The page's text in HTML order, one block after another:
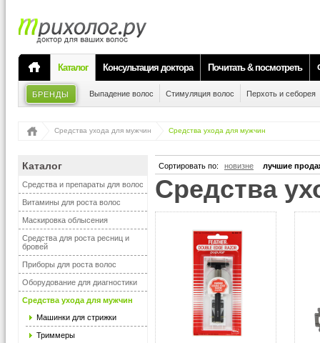
Каталог Консультация доктора Почитать & посмотреть
БРЕНДЫ Выпадение волос Стимуляция волос Перхоть и себорея
Средства ухода для мужчин Средства ухода для мужчин
Каталог
Средства и препараты для волос
Витамины для роста волос
Маскировка облысения
Средства для роста ресниц и
бровей
Приборы для роста волос
Оборудование для диагностики
Средства ухода для мужчин
Машинки для стрижки
Триммеры
Сортировать по: новизне лучшие
средства